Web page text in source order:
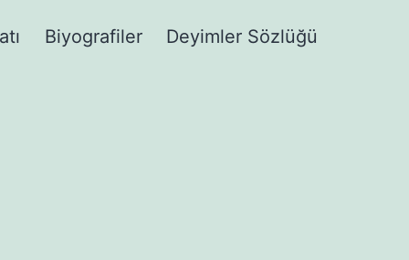
Biyografiler Deyimler Sözlüğü